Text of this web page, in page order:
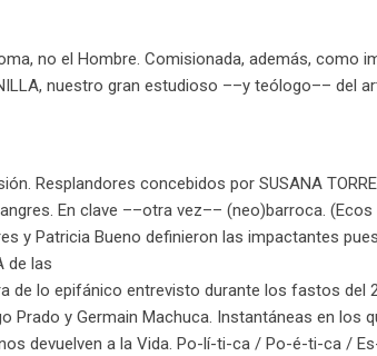
no el Hombre. Comisionada, además, como
nuestro gran estudioso ––y teólogo–– del
Resplandores concebidos por SUSANA
En clave ––otra vez–– (neo)barroca. (Ecos
y Patricia Bueno definieron las impactantes
de las
de lo epifánico entrevisto durante los fastos del
y Germain Machuca. Instantáneas en los
devuelven a la Vida. Po-lí-ti-ca / Po-é-ti-ca /